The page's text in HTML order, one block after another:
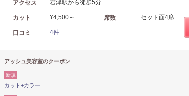
アクセス 君津駅から徒歩5分
カット ¥4,500～ 席数 セット面4席
口コミ 4件
アッシュ美容室のクーポン
新規
カット+カラー